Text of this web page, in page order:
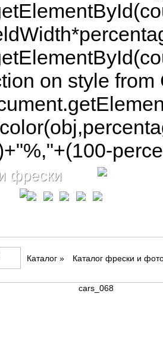
on style
фрески
Каталог» Каталог фрески и